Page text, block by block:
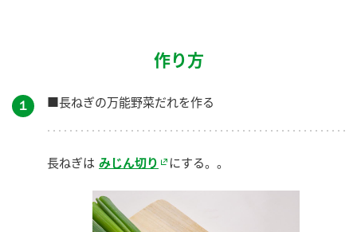
作り方
１ ■長ねぎの万能野菜だれを作る
長ねぎは みじん切り にする。。